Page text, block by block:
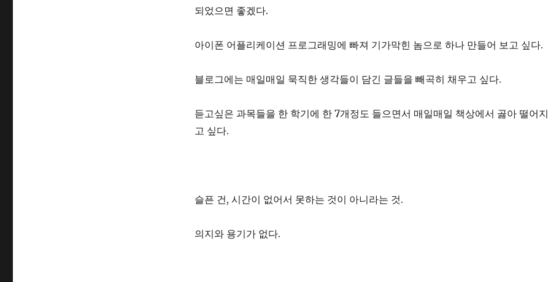
되었으면 좋겠다.
아이폰 어플리케이션 프로그래밍에 빠져 기가막힌 놈으로 하나 만들어 보고 싶다.
블로그에는 매일매일 묵직한 생각들이 담긴 글들을 빼곡히 채우고 싶다.
듣고싶은 과목들을 한 학기에 한 7개정도 들으면서 매일매일 책상에서 곯아 떨어지
고 싶다.
슬픈 건, 시간이 없어서 못하는 것이 아니라는 것.
의지와 용기가 없다.